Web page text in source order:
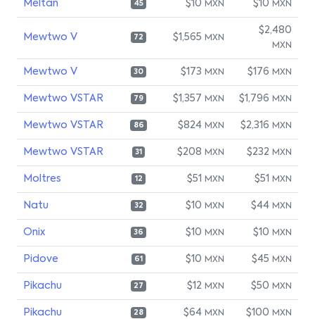
Meltan 45 $10 MXN $10 MXN
Mewtwo V 72 $1,565 MXN
$2,480
MXN
Mewtwo V 30 $173 MXN $176 MXN
Mewtwo VSTAR 79 $1,357 MXN $1,796 MXN
Mewtwo VSTAR 86 $824 MXN $2,316 MXN
Mewtwo VSTAR 31 $208 MXN $232 MXN
Moltres 12 $51 MXN $51 MXN
Natu 32 $10 MXN $44 MXN
Onix 36 $10 MXN $10 MXN
Pidove 61 $10 MXN $45 MXN
Pikachu 27 $12 MXN $50 MXN
Pikachu 28 $64 MXN $100 MXN